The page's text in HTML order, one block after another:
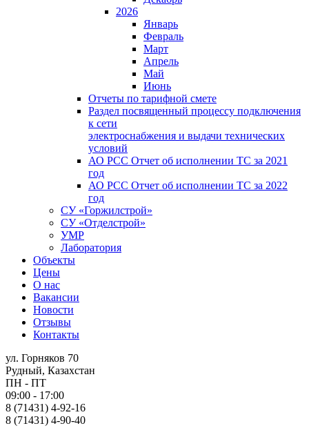
2026
Январь
Февраль
Март
Апрель
Май
Июнь
Отчеты по тарифной смете
Раздел посвященный процессу подключения
к сети
электроснабжения и выдачи технических
условий
АО РСС Отчет об исполнении ТС за 2021
год
АО РСС Отчет об исполнении ТС за 2022
год
СУ «Горжилстрой»
СУ «Отделстрой»
УМР
Лаборатория
Объекты
Цены
О нас
Вакансии
Новости
Отзывы
Контакты
ул. Горняков 70
Рудный, Казахстан
ПН - ПТ
09:00 - 17:00
8 (71431) 4-92-16
8 (71431) 4-90-40